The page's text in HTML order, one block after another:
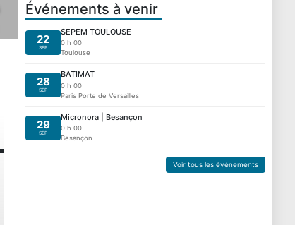
Événements à venir
22
SEP
SEPEM TOULOUSE
0 h 00
Toulouse
28
SEP
BATIMAT
0 h 00
Paris Porte de Versailles
29
SEP
Micronora | Besançon
0 h 00
Besançon
Voir tous les événements